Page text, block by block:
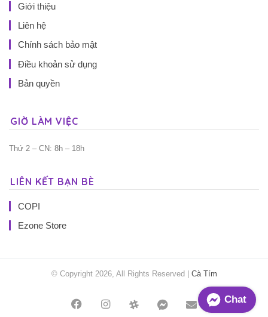
Giới thiệu
Liên hệ
Chính sách bảo mật
Điều khoản sử dụng
Bản quyền
GIỜ LÀM VIỆC
Thứ 2 – CN: 8h – 18h
LIÊN KẾT BẠN BÈ
COPI
Ezone Store
© Copyright 2026, All Rights Reserved | Cà Tím
FacebookInstagramThreadsMessenger
Mail Chat